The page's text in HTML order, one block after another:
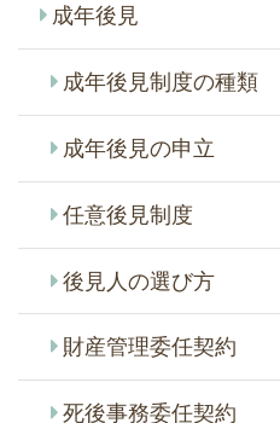
成年後見
成年後見制度の種類
成年後見の申立
任意後見制度
後見人の選び方
財産管理委任契約
死後事務委任契約